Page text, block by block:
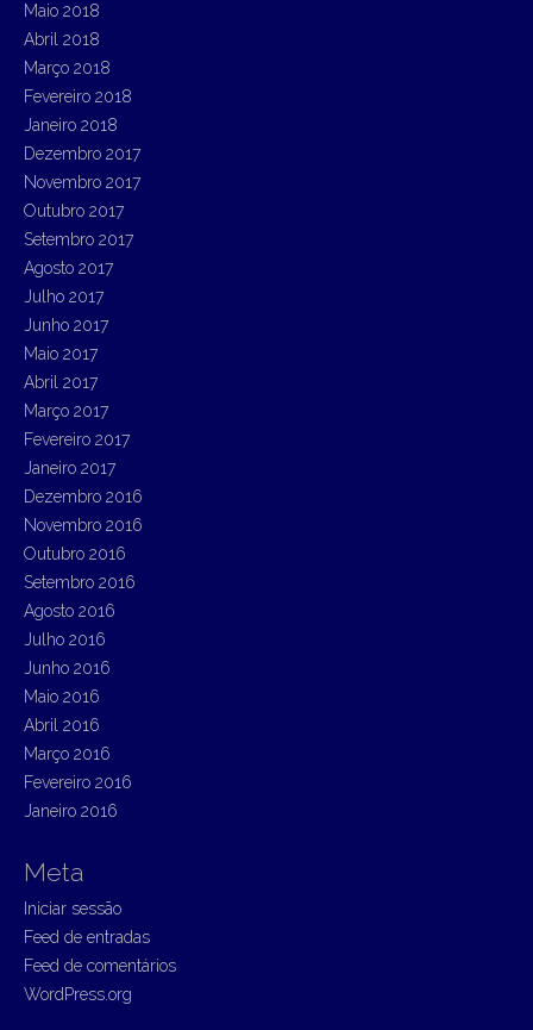
Maio 2018
Abril 2018
Março 2018
Fevereiro 2018
Janeiro 2018
Dezembro 2017
Novembro 2017
Outubro 2017
Setembro 2017
Agosto 2017
Julho 2017
Junho 2017
Maio 2017
Abril 2017
Março 2017
Fevereiro 2017
Janeiro 2017
Dezembro 2016
Novembro 2016
Outubro 2016
Setembro 2016
Agosto 2016
Julho 2016
Junho 2016
Maio 2016
Abril 2016
Março 2016
Fevereiro 2016
Janeiro 2016
Meta
Iniciar sessão
Feed de entradas
Feed de comentários
WordPress.org